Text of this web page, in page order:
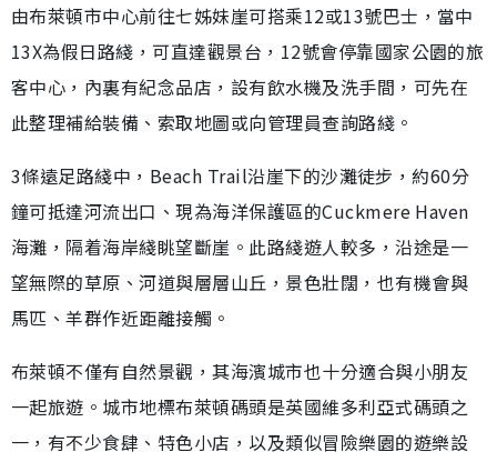
由布萊頓市中心前往七姊妹崖可搭乘12或13號巴士，當中
13X為假日路綫，可直達觀景台，12號會停靠國家公園的旅
客中心，內裏有紀念品店，設有飲水機及洗手間，可先在
此整理補給裝備、索取地圖或向管理員查詢路綫。
3條遠足路綫中，Beach Trail沿崖下的沙灘徒步，約60分
鐘可抵達河流出口、現為海洋保護區的Cuckmere Haven
海灘，隔着海岸綫眺望斷崖。此路綫遊人較多，沿途是一
望無際的草原、河道與層層山丘，景色壯闊，也有機會與
馬匹、羊群作近距離接觸。
布萊頓不僅有自然景觀，其海濱城市也十分適合與小朋友
一起旅遊。城市地標布萊頓碼頭是英國維多利亞式碼頭之
一，有不少食肆、特色小店，以及類似冒險樂園的遊樂設